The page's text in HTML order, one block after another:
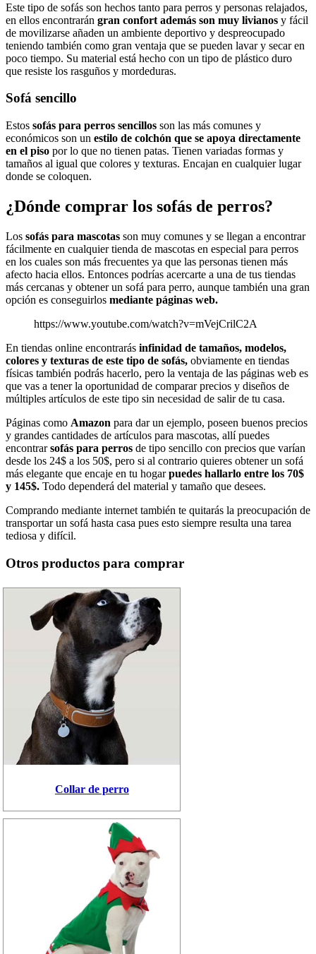
Este tipo de sofás son hechos tanto para perros y personas relajados,
en ellos encontrarán gran confort además son muy livianos y fácil
de movilizarse añaden un ambiente deportivo y despreocupado
teniendo también como gran ventaja que se pueden lavar y secar en
poco tiempo. Su material está hecho con un tipo de plástico duro
que resiste los rasguños y mordeduras.
Sofá sencillo
Estos sofás para perros sencillos son las más comunes y
económicos son un estilo de colchón que se apoya directamente
en el piso por lo que no tienen patas. Tienen variadas formas y
tamaños al igual que colores y texturas. Encajan en cualquier lugar
donde se coloquen.
¿Dónde comprar los sofás de perros?
Los sofás para mascotas son muy comunes y se llegan a encontrar
fácilmente en cualquier tienda de mascotas en especial para perros
en los cuales son más frecuentes ya que las personas tienen más
afecto hacia ellos. Entonces podrías acercarte a una de tus tiendas
más cercanas y obtener un sofá para perro, aunque también una gran
opción es conseguirlos mediante páginas web.
https://www.youtube.com/watch?v=mVejCrilC2A
En tiendas online encontrarás infinidad de tamaños, modelos,
colores y texturas de este tipo de sofás, obviamente en tiendas
físicas también podrás hacerlo, pero la ventaja de las páginas web es
que vas a tener la oportunidad de comparar precios y diseños de
múltiples artículos de este tipo sin necesidad de salir de tu casa.
Páginas como Amazon para dar un ejemplo, poseen buenos precios
y grandes cantidades de artículos para mascotas, allí puedes
encontrarsofás para perros de tipo sencillo con precios que varían
desde los 24$ a los 50$, pero si al contrario quieres obtener un sofá
más elegante que encaje en tu hogarpuedes hallarlo entre los 70$
y 145$. Todo dependerá del material y tamaño que desees.
Comprando mediante internet también te quitarás la preocupación de
transportar un sofá hasta casa pues esto siempre resulta una tarea
tediosa y difícil.
Otros productos para comprar
Collar de perro